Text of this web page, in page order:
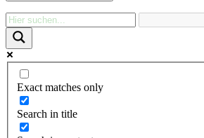
Exact matches only
Search in title